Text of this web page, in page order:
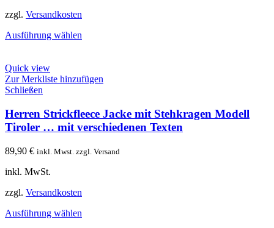
zzgl. Versandkosten
Ausführung wählen
Quick view
Zur Merkliste hinzufügen
Schließen
Herren Strickfleece Jacke mit Stehkragen Modell
Tiroler … mit verschiedenen Texten
89,90 € inkl. Mwst. zzgl. Versand
inkl. MwSt.
zzgl. Versandkosten
Ausführung wählen